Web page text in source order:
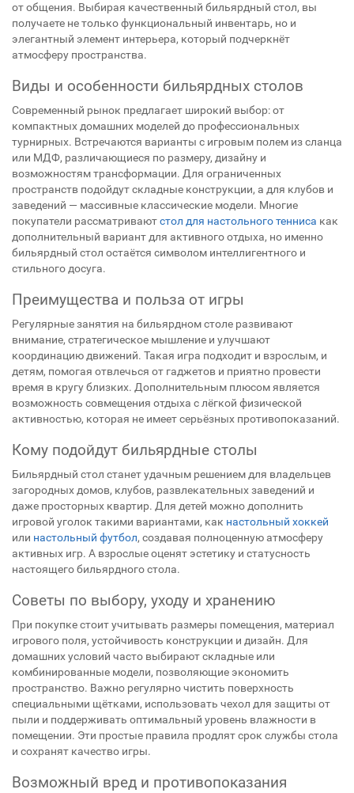
от общения. Выбирая качественный бильярдный стол, вы
получаете не только функциональный инвентарь, но и
элегантный элемент интерьера, который подчеркнёт
атмосферу пространства.
Виды и особенности бильярдных столов
Современный рынок предлагает широкий выбор: от
компактных домашних моделей до профессиональных
турнирных. Встречаются варианты с игровым полем из сланца
или МДФ, различающиеся по размеру, дизайну и
возможностям трансформации. Для ограниченных
пространств подойдут складные конструкции, а для клубов и
заведений — массивные классические модели. Многие
покупатели рассматриваютстол для настольного тенниса как
дополнительный вариант для активного отдыха, но именно
бильярдный стол остаётся символом интеллигентного и
стильного досуга.
Преимущества и польза от игры
Регулярные занятия на бильярдном столе развивают
внимание, стратегическое мышление и улучшают
координацию движений. Такая игра подходит и взрослым, и
детям, помогая отвлечься от гаджетов и приятно провести
время в кругу близких. Дополнительным плюсом является
возможность совмещения отдыха с лёгкой физической
активностью, которая не имеет серьёзных противопоказаний.
Кому подойдут бильярдные столы
Бильярдный стол станет удачным решением для владельцев
загородных домов, клубов, развлекательных заведений и
даже просторных квартир. Для детей можно дополнить
игровой уголок такими вариантами, как настольный хоккей
или настольный футбол, создавая полноценную атмосферу
активных игр. А взрослые оценят эстетику и статусность
настоящего бильярдного стола.
Советы по выбору, уходу и хранению
При покупке стоит учитывать размеры помещения, материал
игрового поля, устойчивость конструкции и дизайн. Для
домашних условий часто выбирают складные или
комбинированные модели, позволяющие экономить
пространство. Важно регулярно чистить поверхность
специальными щётками, использовать чехол для защиты от
пыли и поддерживать оптимальный уровень влажности в
помещении. Эти простые правила продлят срок службы стола
и сохранят качество игры.
Возможный вред и противопоказания